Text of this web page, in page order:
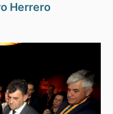
Herrero